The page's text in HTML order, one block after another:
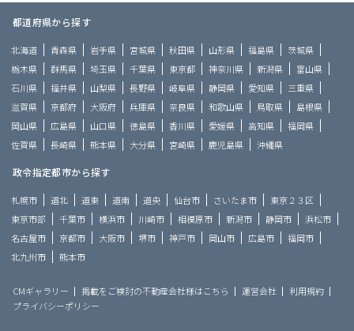
都道府県から探す
北海道 青森県 岩手県 宮城県 秋田県 山形県 福島県
茨城県
栃木県
群馬県 埼玉県 千葉県 東京都 神奈川県 新潟県
富山県
石川県
福井県 山梨県 長野県 岐阜県 静岡県 愛知県
三重県
滋賀県
京都府 大阪府 兵庫県 奈良県 和歌山県 鳥取県
島根県
岡山県
広島県 山口県 徳島県 香川県 愛媛県 高知県
福岡県
佐賀県
長崎県 熊本県 大分県 宮崎県 鹿児島県 沖縄県
政令指定都市から探す
札幌市 道北 道東 道南 道央 仙台市 さいたま市
東京２３区
東京市部
千葉市 横浜市 川崎市 相模原市 新潟市 静岡市
浜松市
名古屋市
京都市 大阪市 堺市 神戸市 岡山市 広島市
福岡市
北九州市
熊本市
CMギャラリー 掲載をご検討の不動産会社様はこちら 運営会社
利用規約
プライバシーポリシー